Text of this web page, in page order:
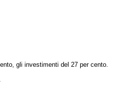
gli investimenti del 27 per cento.